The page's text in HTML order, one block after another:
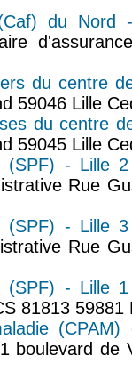
du Nord
du centre
59046 Lille
du centre
59045 Lille
(SPF) - Lille 2
Rue
(SPF) - Lille 3
Rue
(SPF) - Lille 1
81813 59881
(CPAM)
boulevard de